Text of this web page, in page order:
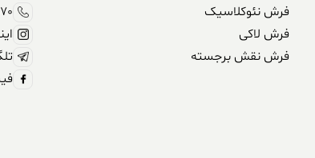
فرش نئوکلاسیک
فرش لاکی
فرش نقش برجسته